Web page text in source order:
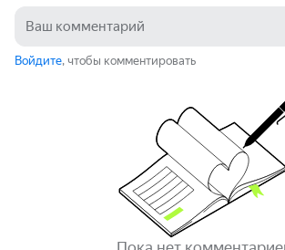
Войдите, чтобы комментировать